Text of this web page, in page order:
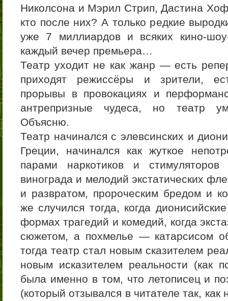
Николсона и Мэрил Стрип, Дастина
кто после них? А только редкие
уже 7 миллиардов и всяких кино-
каждый вечер премьера…
Театр уходит не как жанр — есть
приходят режиссёры и зрители,
прорывы в провокациях и
антрепризные чудеса, но театр
Объясню.
Театр начинался с элевсинских и
Греции, начинался как жуткое
парами наркотиков и
винограда и мелодий экстатических
и развратом, пророческим бредом и
же случился тогда, когда
формах трагедий и комедий, когда
сюжетом, а похмелье — катарсисом
тогда театр стал новым сказителем
новым исказителем реальности (как
была именно в том, что летописец и
(который отзывался в читателе так,